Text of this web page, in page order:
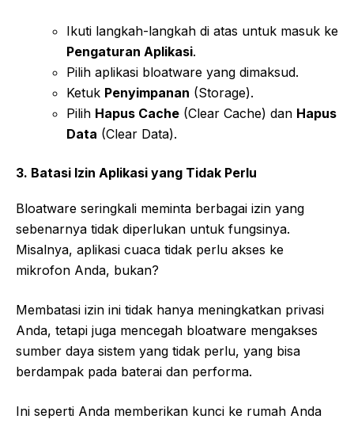
Ikuti langkah-langkah di atas untuk masuk ke
Pengaturan Aplikasi.
Pilih aplikasi bloatware yang dimaksud.
Ketuk Penyimpanan (Storage).
Pilih Hapus Cache (Clear Cache) dan Hapus
Data (Clear Data).
3. Batasi Izin Aplikasi yang Tidak Perlu
Bloatware seringkali meminta berbagai izin yang
sebenarnya tidak diperlukan untuk fungsinya.
Misalnya, aplikasi cuaca tidak perlu akses ke
mikrofon Anda, bukan?
Membatasi izin ini tidak hanya meningkatkan privasi
Anda, tetapi juga mencegah bloatware mengakses
sumber daya sistem yang tidak perlu, yang bisa
berdampak pada baterai dan performa.
Ini seperti Anda memberikan kunci ke rumah Anda